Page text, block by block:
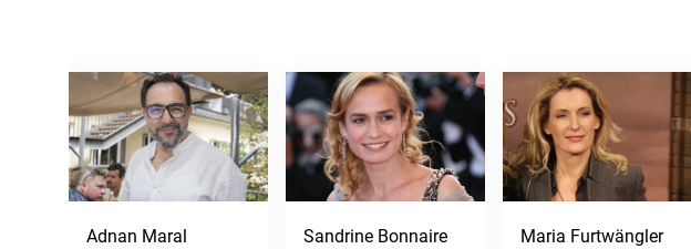
Adnan Maral Sandrine Bonnaire Maria Furtwängler